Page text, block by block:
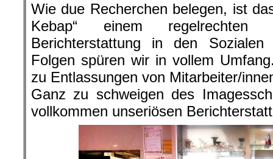
Wie due Recherchen belegen, ist
Kebap“ einem
Berichterstattung in den
Folgen spüren wir in vollem
zu Entlassungen von Mitarbeiter/
Ganz zu schweigen des
vollkommen unseriösen